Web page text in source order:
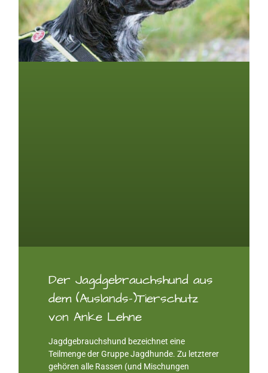
Der Jagdgebrauchshund aus
dem (Auslands-)Tierschutz
von Anke Lehne
Jagdgebrauchshund bezeichnet eine
Teilmenge der Gruppe Jagdhunde. Zu letzterer
gehören alle Rassen (und Mischungen